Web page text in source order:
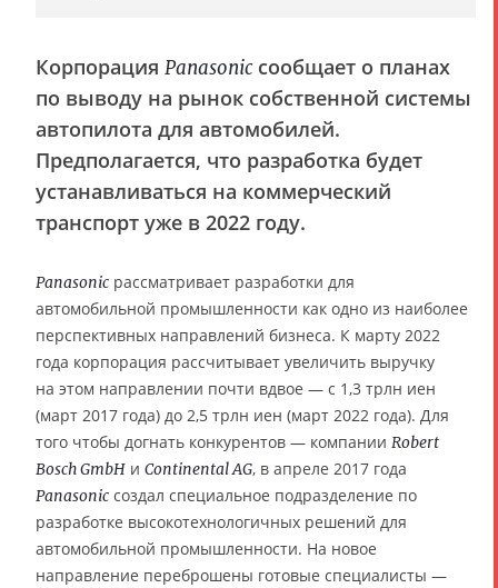
Корпорация Panasonicсообщает о планах
по выводу на рынок собственной системы
автопилота для автомобилей.
Предполагается, что разработка будет
устанавливаться на коммерческий
транспорт уже в 2022 году.
Panasonic рассматривает разработки для
автомобильной промышленности как одно из наиболее
перспективных направлений бизнеса. К марту 2022
года корпорация рассчитывает увеличить выручку
на этом направлении почти вдвое — с 1,3 трлн иен
(март 2017 года) до 2,5 трлн иен (март 2022 года). Для
того чтобы догнать конкурентов — компании Robert
Bosch GmbH и Continental AG, в апреле 2017 года
Panasonic создал специальное подразделение по
разработке высокотехнологичных решений для
автомобильной промышленности. На новое
направление переброшены готовые специалисты —